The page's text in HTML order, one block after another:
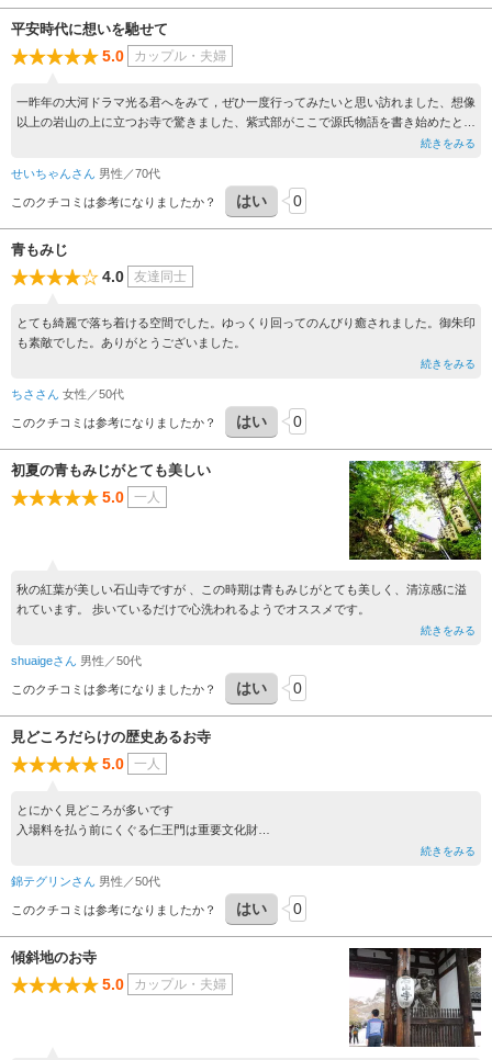
平安時代に想いを馳せて
5.0 カップル・夫婦
一昨年の大河ドラマ光る君へをみて，ぜひ一度行ってみたいと思い訪れました、想像
以上の岩山の上に立つお寺で驚きました、紫式部がここで源氏物語を書き始めたと思
続きをみる
せいちゃんさん 男性／70代
このクチコミは参考になりましたか？ はい 0
青もみじ
4.0 友達同士
とても綺麗で落ち着ける空間でした。ゆっくり回ってのんびり癒されました。御朱印
も素敵でした。ありがとうございました。
続きをみる
ちささん 女性／50代
このクチコミは参考になりましたか？ はい 0
初夏の青もみじがとても美しい
5.0 一人
秋の紅葉が美しい石山寺ですが 、この時期は青もみじがとても美しく、清涼感に溢
れています。 歩いているだけで心洗われるようでオススメです。
続きをみる
shuaigeさん 男性／50代
このクチコミは参考になりましたか？ はい 0
見どころだらけの歴史あるお寺
5.0 一人
とにかく見どころが多いです
入場料を払う前にくぐる仁王門は重要文化財
他にも紫式部に関するものもあり見どころだらけです
続きをみる
錦テグリンさん 男性／50代
このクチコミは参考になりましたか？ はい 0
傾斜地のお寺
5.0 カップル・夫婦